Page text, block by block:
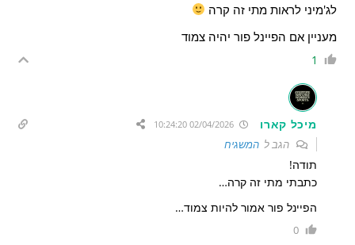
לג'מיני לראות מתי זה קרה
מעניין אם הפיינל פור יהיה צמוד
1
מיכל קארו
הגב להמשגיח
תודה!
כתבתי מתי זה קרה…
הפיינל פור אמור להיות צמוד…
0